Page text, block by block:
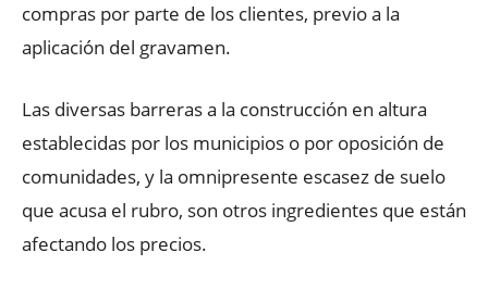
compras por parte de los clientes, previo a la
aplicación del gravamen.
Las diversas barreras a la construcción en altura
establecidas por los municipios o por oposición de
comunidades, y la omnipresente escasez de suelo
que acusa el rubro, son otros ingredientes que están
afectando los precios.